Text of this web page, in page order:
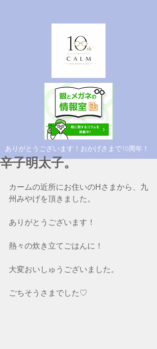
​ありがとうございます！おかげさまで10周年！
辛子明太子。
カームの近所にお住いのHさまから、九
州みやげを頂きました。
ありがとうございます！
熱々の炊き立てごはんに！
大変おいしゅうございました。
ごちそうさまでした♡